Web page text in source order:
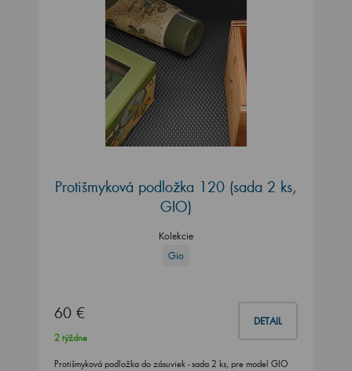
Protišmyková podložka 120 (sada 2 ks,
GIO)
Kolekcie
Gio
60 € DETAIL
2 týždne
Protišmyková podložka do zásuviek - sada 2 ks, pre model GIO